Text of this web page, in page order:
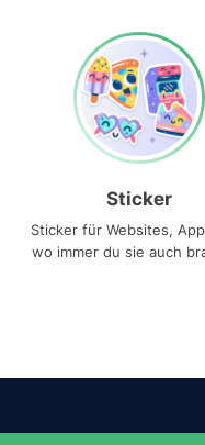
Sticker
Sticker für Websites,
wo immer du sie auch